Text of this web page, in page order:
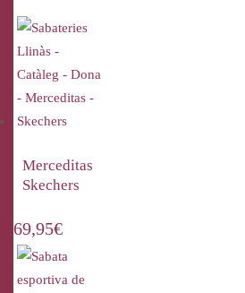
Merceditas
Skechers
69,95€